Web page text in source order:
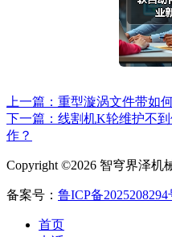
上一篇：重型漩涡文件带如
下一篇：线割机K轮维护不
作？
Copyright ©2026 智穹界泽机
备案号： 鲁ICP备2025208294
首页